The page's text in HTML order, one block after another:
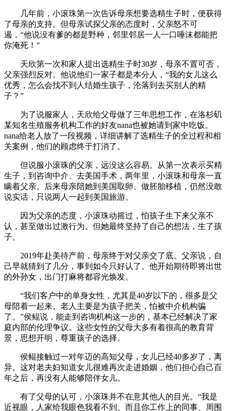
几年前，小滚珠第一次告诉母亲想要选精生子时，便获得
了母亲的支持。但母亲试探父亲的态度时，父亲怒不可
遏，“他说没有爹的都是野种，邻里邻居一人一口唾沫都能把
你淹死！”
天欣第一次和家人提出选精生子时30岁，母亲不置可否，
父亲强烈反对。他说他们一家子都是本分人，“我的女儿这么
优秀，怎么会找不到人结婚生孩子，沦落到去买别人的精
子？”
为了说服家人，天欣给父母做了三年思想工作，在洛杉矶
某知名生殖服务机构工作的好友nana也被她请到家中吃饭。
nana给老人放了一段视频，详细讲解了选精生子的全过程和相
关案例，他们的顾虑终于打消了。
但说服小滚珠的父亲，远没这么容易。从第一次表示买精
生子，到咨询中介、去美国手术，两年里，小滚珠和母亲一直
瞒着父亲。后来母亲陪她到美国取卵、做胚胎移植，仍然没敢
说实话，只说两人一起到美国旅游。
因为父亲的态度，小滚珠动摇过，怕孩子生下来父亲不
认，甚至做出过激行为。但她最终坚持了自己的想法，生了孩
子。
2019年赴美待产前，母亲终于对父亲交了底。父亲说，自
己早就猜到了几分，事到如今只好认了。他开始期待即将出世
的外孙女，出门打麻将都容光焕发。
“我们客户中的单身女性，尤其是40岁以下的，很多是父
母陪着一起来。老人主要是为孩子把关，怕被中介机构骗
了。”侯鲲说，能走到咨询机构这一步的，基本已经解决了家
庭内部的伦理争议。这些女性的父母大多有着很高的教育背
景，思想开明，尊重孩子的选择。
侯鲲接触过一对年迈的高知父母，女儿已经40多岁了，离
异。这对老夫妇知道女儿很难再次走进婚姻，他们担心自己百
年之后，再没有人能够陪伴女儿。
有了父母的认可，小滚珠并不在意其他人的目光。“我是
近视眼，人家给我眼色我看不到。而且你工作上的同事、周围